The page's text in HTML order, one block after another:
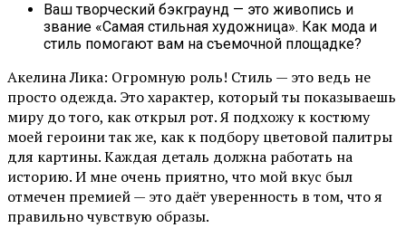
Ваш творческий бэкграунд — это живопись и
звание «Самая стильная художница». Как мода и
стиль помогают вам на съемочной площадке?
Акелина Лика: Огромную роль! Стиль — это ведь не
просто одежда. Это характер, который ты показываешь
миру до того, как открыл рот. Я подхожу к костюму
моей героини так же, как к подбору цветовой палитры
для картины. Каждая деталь должна работать на
историю. И мне очень приятно, что мой вкус был
отмечен премией — это даёт уверенность в том, что я
правильно чувствую образы.